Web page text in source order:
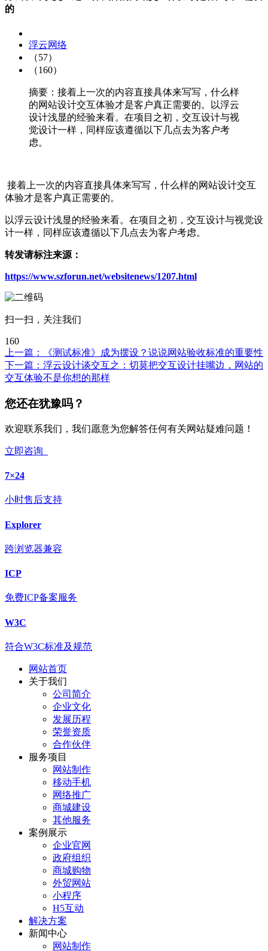
的
浮云网络
（57）
（160）
摘要：接着上一次的内容直接具体来写写，什么样
的网站设计交互体验才是客户真正需要的。以浮云
设计浅显的经验来看。在项目之初，交互设计与视
觉设计一样，同样应该遵循以下几点去为客户考
虑。
接着上一次的内容直接具体来写写，什么样的网站设计交互
体验才是客户真正需要的。
以浮云设计浅显的经验来看。在项目之初，交互设计与视觉设
计一样，同样应该遵循以下几点去为客户考虑。
转发请标注来源：
https://www.szforun.net/websitenews/1207.html
扫一扫，关注我们
160
上一篇：
《测试标准》成为摆设？说说网站验收标准的重要性
下一篇： 浮云设计谈交互之：切莫把交互设计挂嘴边，网站的
交互体验不是你想的那样
您还在犹豫吗？
欢迎联系我们，我们愿意为您解答任何有关网站疑难问题！
立即咨询
7×24
小时售后支持
Explorer
跨浏览器兼容
ICP
免费ICP备案服务
W3C
符合W3C标准及规范
网站首页
关于我们
公司简介
企业文化
发展历程
荣誉资质
合作伙伴
服务项目
网站制作
移动手机
网络推广
商城建设
其他服务
案例展示
企业官网
政府组织
商城购物
外贸网站
小程序
H5互动
解决方案
新闻中心
网站制作